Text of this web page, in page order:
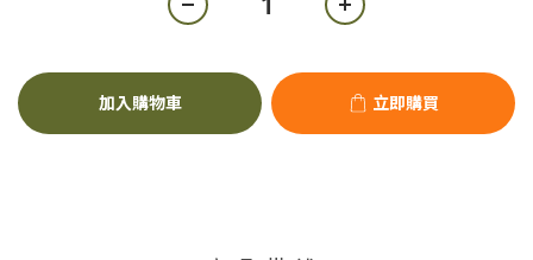
加入購物車 立即購買